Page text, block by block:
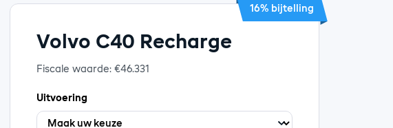
16% bijtelling
Volvo C40 Recharge
Fiscale waarde: €46.331
Uitvoering